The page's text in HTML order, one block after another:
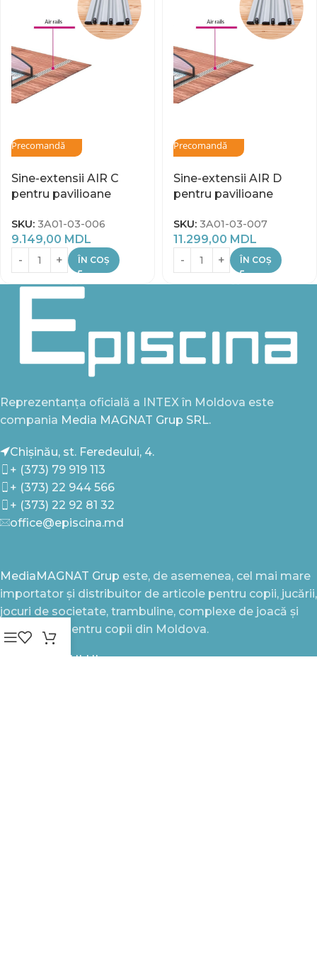
Precomandă
Sine-extensii AIR C
pentru pavilioane
SKU: 3A01-03-006
9.149,00 MDL
ÎN COȘ
Precomandă
Sine-extensii AIR D
pentru pavilioane
SKU: 3A01-03-007
11.299,00 MDL
ÎN COȘ
Reprezentanța oficială a INTEX în Moldova este
compania Media MAGNAT Grup SRL.
Chișinău, st. Feredeului, 4.
+ (373) 79 919 113
+ (373) 22 944 566
+ (373) 22 92 81 32
office@episcina.md
MediaMAGNAT Grup este, de asemenea, cel mai mare
importator și distribuitor de articole pentru copii, jucării,
jocuri de societate, trambuline, complexe de joacă și
alte bunuri pentru copii din Moldova.
MAPA SITE-ULUI